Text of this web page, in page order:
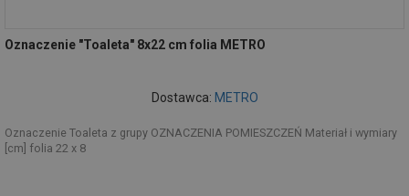
Oznaczenie "Toaleta" 8x22 cm folia METRO
Dostawca: METRO
Oznaczenie Toaleta z grupy OZNACZENIA POMIESZCZEŃ Materiał i wymiary
[cm] folia 22 x 8